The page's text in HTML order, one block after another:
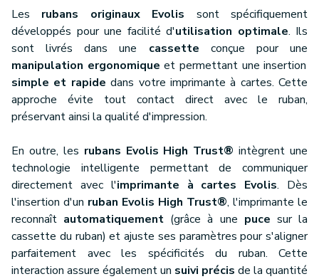
Les rubans originaux Evolis sont spécifiquement
développés pour une facilité d'utilisation optimale. Ils
sont livrés dans une cassette conçue pour une
manipulation ergonomique et permettant une insertion
simple et rapide dans votre imprimante à cartes. Cette
approche évite tout contact direct avec le ruban,
préservant ainsi la qualité d'impression.
En outre, les rubans Evolis High Trust® intègrent une
technologie intelligente permettant de communiquer
directement avec l'imprimante à cartes Evolis. Dès
l'insertion d'un ruban Evolis High Trust®, l'imprimante le
reconnaît automatiquement (grâce à une puce sur la
cassette du ruban) et ajuste ses paramètres pour s'aligner
parfaitement avec les spécificités du ruban. Cette
interaction assure également un suivi précis de la quantité